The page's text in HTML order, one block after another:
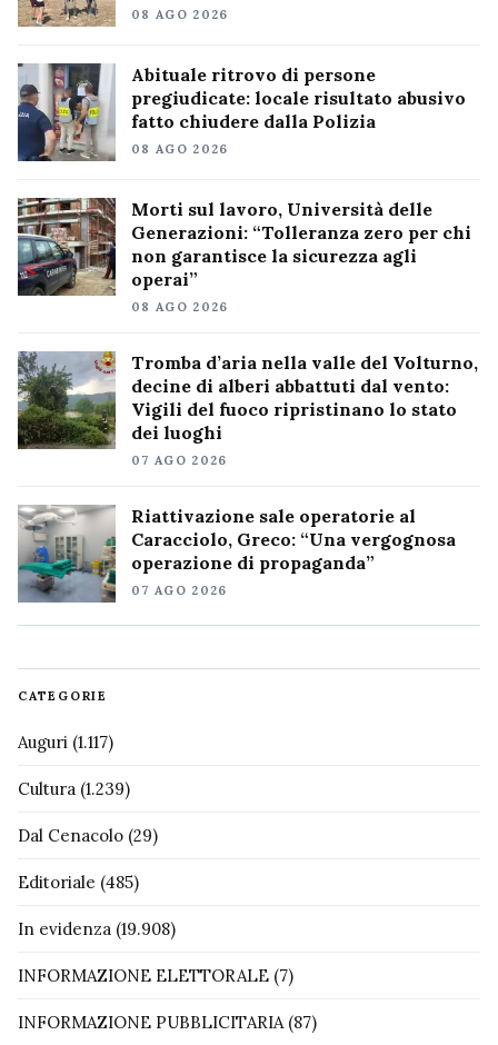
08 AGO 2026
Abituale ritrovo di persone
pregiudicate: locale risultato abusivo
fatto chiudere dalla Polizia
08 AGO 2026
Morti sul lavoro, Università delle
Generazioni: “Tolleranza zero per chi
non garantisce la sicurezza agli
operai”
08 AGO 2026
Tromba d’aria nella valle del Volturno,
decine di alberi abbattuti dal vento:
Vigili del fuoco ripristinano lo stato
dei luoghi
07 AGO 2026
Riattivazione sale operatorie al
Caracciolo, Greco: “Una vergognosa
operazione di propaganda”
07 AGO 2026
CATEGORIE
Auguri (1.117)
Cultura (1.239)
Dal Cenacolo (29)
Editoriale (485)
In evidenza (19.908)
INFORMAZIONE ELETTORALE (7)
INFORMAZIONE PUBBLICITARIA(87)